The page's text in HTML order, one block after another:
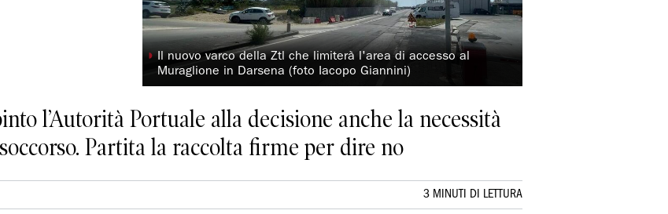
◗ Il nuovo varco della Ztl che limiterà l'area di accesso al
Muraglione in Darsena (foto Iacopo Giannini)
l’Autorità Portuale alla decisione anche la necessità
Partita la raccolta firme per dire no
3 MINUTI DI LETTURA